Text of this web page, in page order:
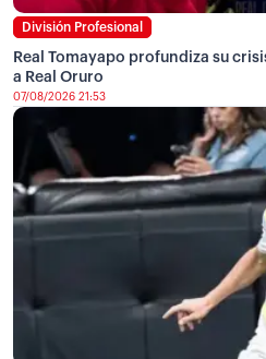
División Profesional
Real Tomayapo profundiza su
a Real Oruro
07/08/2026 21:53